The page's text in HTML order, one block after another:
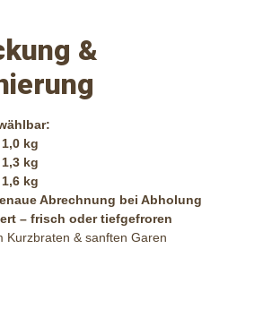
&
kg
kg
kg
Abrechnung bei Abholung
– frisch oder tiefgefroren
Kurzbraten & sanften Garen